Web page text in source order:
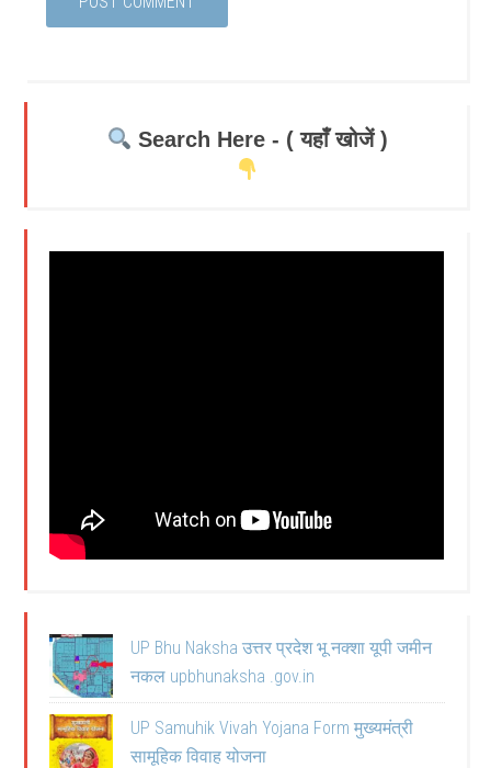
Search Here - ( यहाँ खोजें )
UP Bhu Naksha उत्तर प्रदेश भू नक्शा यूपी जमीन
नकल upbhunaksha .gov.in
UP Samuhik Vivah Yojana Form मुख्यमंत्री
सामूहिक विवाह योजना